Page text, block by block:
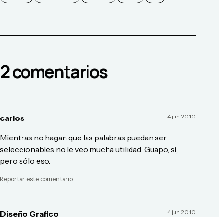
2comentarios
carlos 4 jun 2010
Mientras no hagan que las palabras puedan ser
seleccionables no le veo mucha utilidad. Guapo, sí,
pero sólo eso.
Reportar este comentario
Diseño Grafico 4 jun 2010